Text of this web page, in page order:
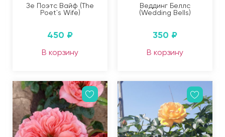
Зе Поэтс Вайф (The
Poet`s Wife)
450 ₽
В корзину
Веддинг Беллс
(Wedding Bells)
350 ₽
В корзину